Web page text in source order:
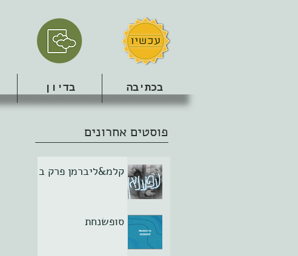
בכתיבה בדיון
פוסטים אחרונים
קלמ&ליברמן פרק ב
סופשנחת